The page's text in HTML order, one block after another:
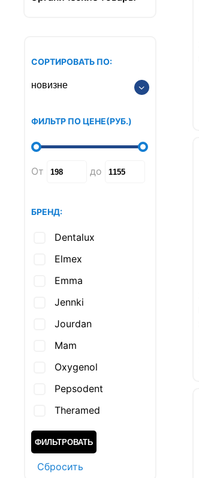
СОРТИРОВАТЬ ПО:
ФИЛЬТР ПО ЦЕНЕ(РУБ.)
От до
БРЕНД:
Dentalux
Elmex
Emma
Jennki
Jourdan
Mam
Oxygenol
Pepsodent
Theramed
Cбросить